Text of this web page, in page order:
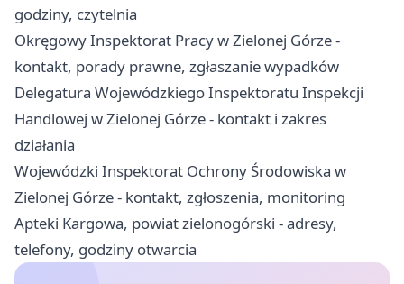
godziny, czytelnia
Okręgowy Inspektorat Pracy w Zielonej Górze -
kontakt, porady prawne, zgłaszanie wypadków
Delegatura Wojewódzkiego Inspektoratu Inspekcji
Handlowej w Zielonej Górze - kontakt i zakres
działania
Wojewódzki Inspektorat Ochrony Środowiska w
Zielonej Górze - kontakt, zgłoszenia, monitoring
Apteki Kargowa, powiat zielonogórski - adresy,
telefony, godziny otwarcia